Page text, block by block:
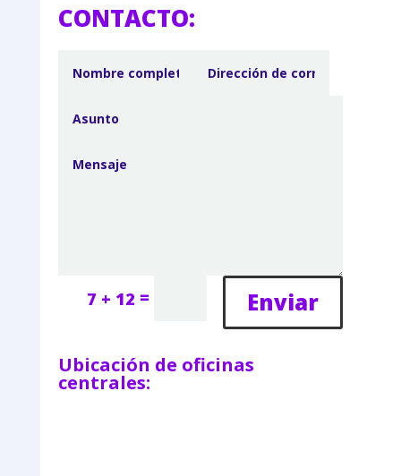
CONTACTO:
7 + 12 = Enviar
Ubicación de oficinas
centrales: